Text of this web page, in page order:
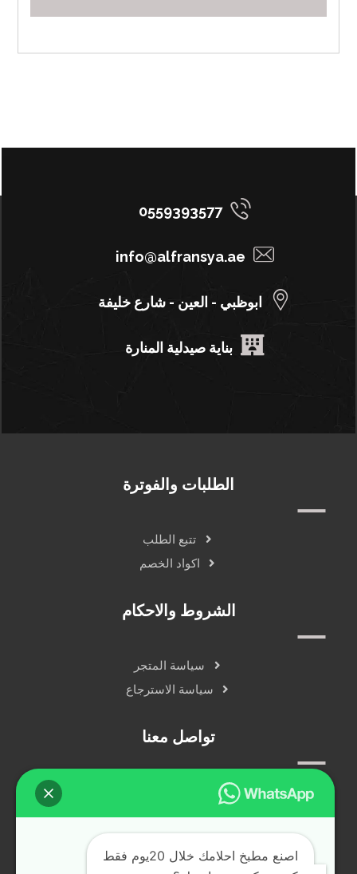
0559393577
info@alfransya.ae
ابوظبي - العين - شارع خليفة
بناية صيدلية المنارة
الطلبات والفوترة
تتبع الطلب
اكواد الخصم
الشروط والاحكام
سياسة المتجر
سياسة الاسترجاع
تواصل معنا
دردشة مباشرة
اصنع مطبخ احلامك خلال 20يوم فقط